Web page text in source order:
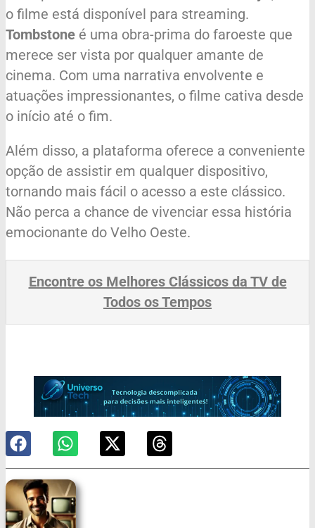
o filme está disponível para streaming.
Tombstone é uma obra-prima do faroeste que
merece ser vista por qualquer amante de
cinema. Com uma narrativa envolvente e
atuações impressionantes, o filme cativa desde
o início até o fim.
Além disso, a plataforma oferece a conveniente
opção de assistir em qualquer dispositivo,
tornando mais fácil o acesso a este clássico.
Não perca a chance de vivenciar essa história
emocionante do Velho Oeste.
Encontre os Melhores Clássicos da TV de
Todos os Tempos